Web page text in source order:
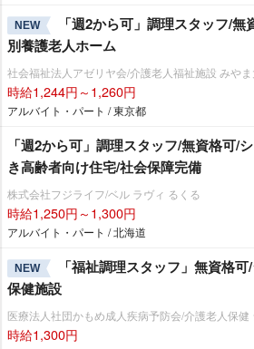
NEW
「週2から可」調理スタッフ/
別養護老人ホーム
社会福祉法人アゼリヤ会/介護老人福祉施設 みや
時給1,244円～1,260円
アルバイト・パート / 東京都
「週2から可」調理スタッフ/無資格可/
き高齢者向け住宅/社会保障完備
株式会社フジライフ/ベル ラヴィ るくる
時給1,250円～1,300円
アルバイト・パート / 北海道
NEW
「福祉調理スタッフ」無資格
保健施設
医療法人社団かもめ成人疾病予防会/介護老人保健
時給1,300円